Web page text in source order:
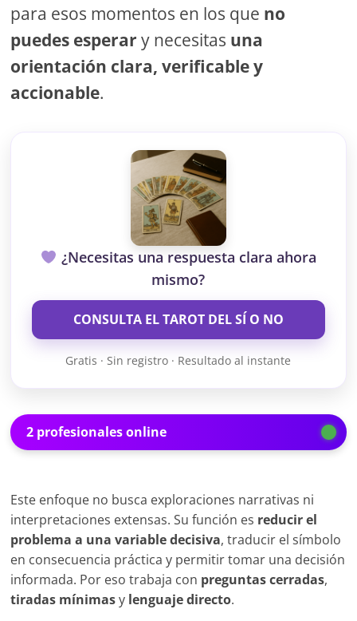
para esos momentos en los que no
puedes esperar y necesitas una
orientación clara, verificable y
accionable.
¿Necesitas una respuesta clara ahora
mismo?
CONSULTA EL TAROT DEL SÍ O NO
Gratis · Sin registro · Resultado al instante
2 profesionales online
Este enfoque no busca exploraciones narrativas ni
interpretaciones extensas. Su función es reducir el
problema a una variable decisiva, traducir el símbolo
en consecuencia práctica y permitir tomar una decisión
informada. Por eso trabaja con preguntas cerradas,
tiradas mínimasy lenguaje directo.